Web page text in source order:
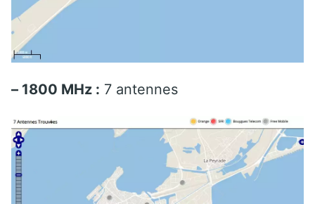
– 1800 MHz : 7 antennes